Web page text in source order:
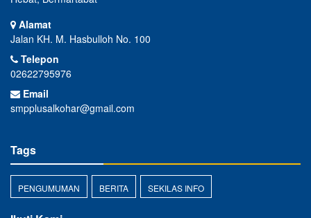
Alamat
Jalan KH. M. Hasbulloh No. 100
Telepon
02622795976
Email
smpplusalkohar@gmail.com
Tags
PENGUMUMAN BERITA SEKILAS INFO